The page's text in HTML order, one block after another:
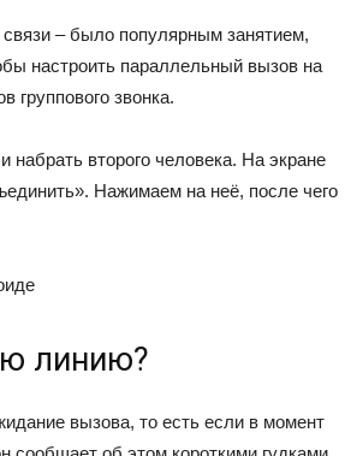
– было популярным занятием,
настроить параллельный вызов на
группового звонка.
второго человека. На экране
Нажимаем на неё, после чего
линию?
вызова, то есть если в момент